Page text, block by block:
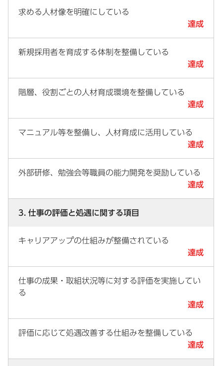
求める人材像を明確にしている
達成
新規採用者を育成する体制を整備している
達成
階層、役割ごとの人材育成環境を整備している
達成
マニュアル等を整備し、人材育成に活用している
達成
外部研修、勉強会等職員の能力開発を奨励している
達成
3. 仕事の評価と処遇に関する項目
キャリアアップの仕組みが整備されている
達成
仕事の成果・取組状況等に対する評価を実施してい
る
達成
評価に応じて処遇改善する仕組みを整備している
達成